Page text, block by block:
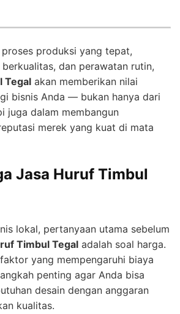
produksi yang tepat,
dan perawatan rutin,
Tegal akan memberikan nilai
bisnis Anda — bukan hanya dari
juga dalam membangun
merek yang kuat di mata
Jasa Huruf Timbul
lokal, pertanyaan utama sebelum
Timbul Tegal adalah soal harga.
yang mempengaruhi biaya
penting agar Anda bisa
desain dengan anggaran
kualitas.